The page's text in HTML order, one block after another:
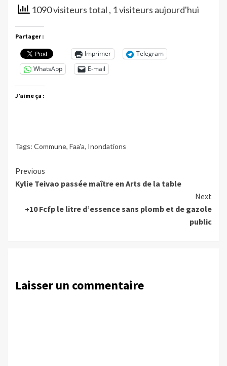
1090 visiteurs total , 1 visiteurs aujourd'hui
Partager :
Imprimer
Telegram
WhatsApp
E-mail
J’aime ça :
Tags: Commune, Faa'a, Inondations
Continue
Reading
Previous
Kylie Teivao passée maître en Arts de la table
Next
+10 Fcfp le litre d’essence sans plomb et de gazole
public
Laisser un commentaire